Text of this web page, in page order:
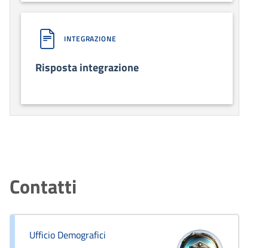
INTEGRAZIONE
Risposta integrazione
Contatti
Ufficio Demografici